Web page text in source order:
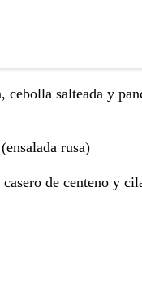
cebolla salteada y
rusa)
de centeno y